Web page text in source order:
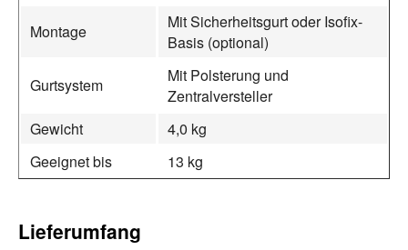
Montage
Mit Sicherheitsgurt oder Isofix-
Basis (optional)
Gurtsystem
Mit Polsterung und
Zentralversteller
Gewicht
4,0 kg
Geeignet bis
13 kg
Lieferumfang